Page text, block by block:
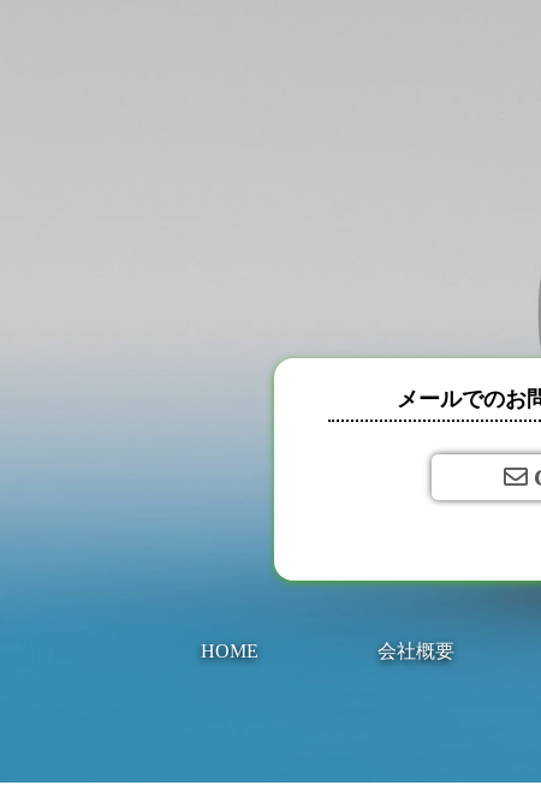
メールでのお
HOME 会社概要